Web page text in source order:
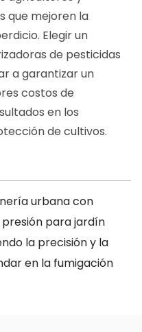
que mejoren la
Elegir un
de pesticidas
a garantizar un
costos de
en los
de cultivos.
urbana con
para jardín
la precisión y la
en la fumigación